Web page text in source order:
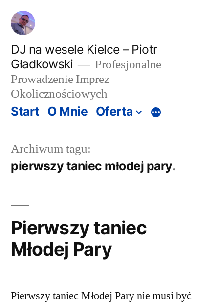
Przeskocz
treściDJ na wesele Kielce – Piotr
Gładkowski
Profesjonalne
Prowadzenie Imprez
Okolicznościowych
Start O Mnie Oferta Więcej
Archiwum tagu:
pierwszy taniec młodej pary
Pierwszy taniec
Młodej Pary
Pierwszy taniec Młodej Pary nie musi być